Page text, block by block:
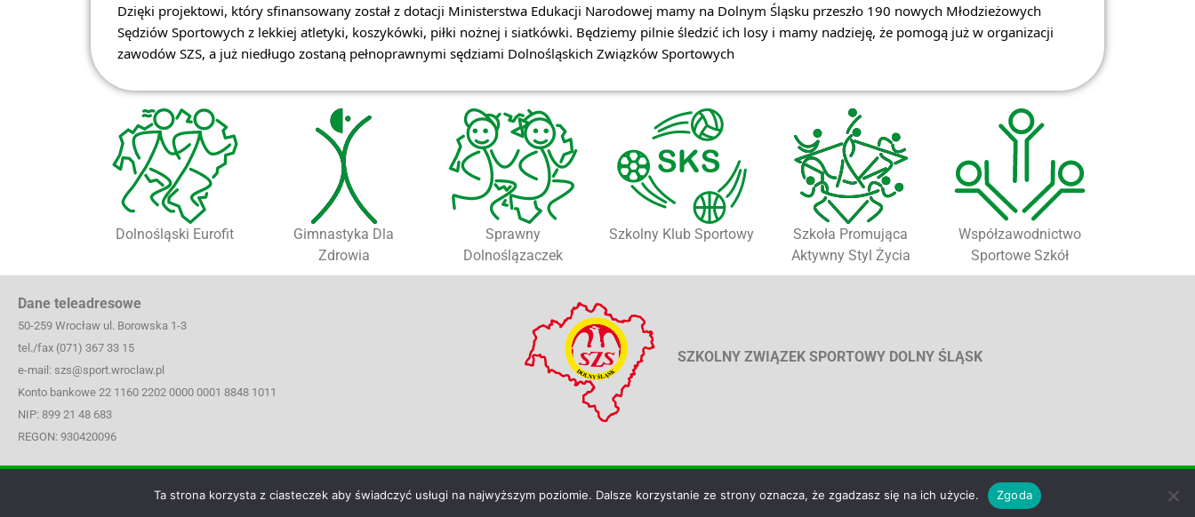
Dzięki projektowi, który sfinansowany został z dotacji Ministerstwa Edukacji Narodowej mamy na Dolnym Śląsku przeszło 190 nowych Młodzieżowych
Sędziów Sportowych z lekkiej atletyki, koszykówki, piłki nożnej i siatkówki. Będziemy pilnie śledzić ich losy i mamy nadzieję, że pomogą już w organizacji
zawodów SZS, a już niedługo zostaną pełnoprawnymi sędziami Dolnośląskich Związków Sportowych
Dolnośląski Eurofit
Gimnastyka Dla
Zdrowia
Sprawny
Dolnoślązaczek
Szkolny Klub Sportowy
Szkoła Promująca
Aktywny Styl Życia
Współzawodnictwo
Sportowe Szkół
Dane teleadresowe
50-259 Wrocław ul. Borowska 1-3
tel./fax (071) 367 33 15
e-mail: szs@sport.wroclaw.pl
Konto bankowe 22 1160 2202 0000 0001 8848 1011
NIP: 899 21 48 683
REGON: 930420096
SZKOLNY ZWIĄZEK SPORTOWY DOLNY ŚLĄSK
© SZKOLNY ZWIĄZEK SPORTOWY DOLNY ŚLĄSK, WSZYSTKIE PRAWA ZASTRZEŻONE
Ta strona korzysta z ciasteczek aby świadczyć usługi na najwyższym poziomie. Dalsze korzystanie ze strony oznacza, że zgadzasz się na ich użycie. Zgoda